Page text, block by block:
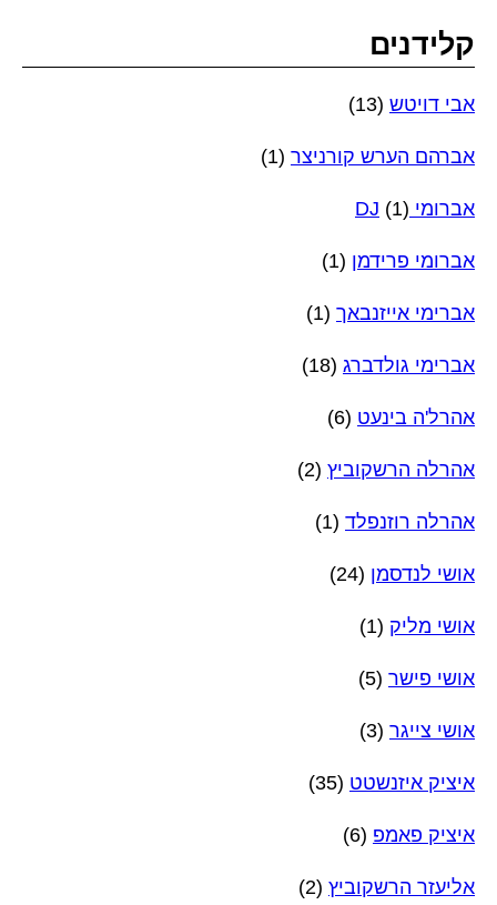
קלידנים
אבי דויטש (13)
אברהם הערש קורניצר (1)
אברומי DJ (1)
אברומי פרידמן (1)
אברימי אייזנבאך (1)
אברימי גולדברג (18)
אהרל'ה בינעט (6)
אהרלה הרשקוביץ (2)
אהרלה רוזנפלד (1)
אושי לנדסמן (24)
אושי מליק (1)
אושי פישר (5)
אושי צייגר (3)
איציק איזנשטט (35)
איציק פאמפ (6)
אליעזר הרשקוביץ (2)